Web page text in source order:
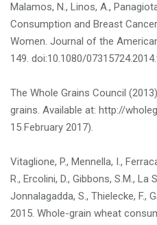
Malamos, N., Linos, A.,
Consumption and Breast
Women. Journal of the
149. doi:10.1080/
The Whole Grains Council
grains. Available at: http://
15 February 2017).
Vitaglione, P., Mennella, I.,
R., Ercolini, D., Gibbons, S.M., La
Jonnalagadda, S., Thielecke, F.,
2015. Whole-grain wheat